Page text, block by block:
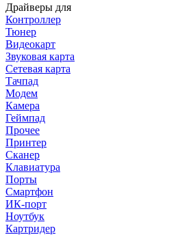
Драйверы для
Контроллер
Тюнер
Видеокарт
Звуковая карта
Сетевая карта
Тачпад
Модем
Камера
Геймпад
Прочее
Принтер
Сканер
Клавиатура
Порты
Смартфон
ИК-порт
Ноутбук
Картридер